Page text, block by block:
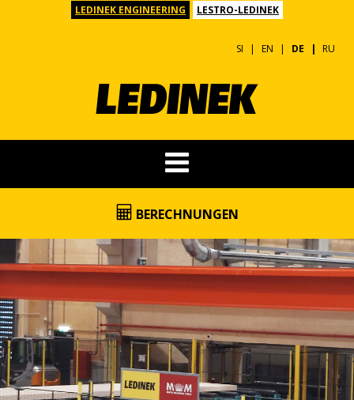
LEDINEK ENGINEERING LESTRO-LEDINEK
SI EN DE RU
BERECHNUNGEN